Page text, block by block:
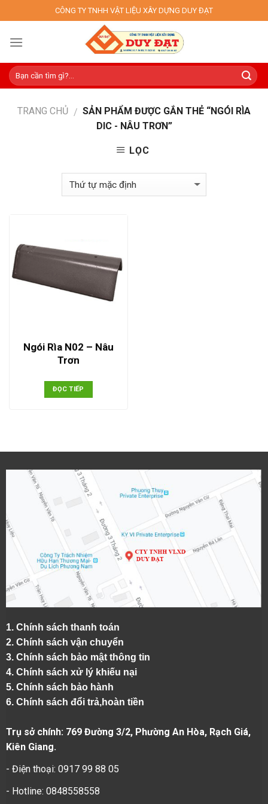
to
content
CÔNG TY TNHH VẬT LIỆU XÂY DỰNG DUY ĐẠT
TRANG CHỦ / SẢN PHẨM ĐƯỢC GẮN THẺ “NGÓI RÌA
DIC - NÂU TRƠN”
LỌC
Ngói Rìa N02 – Nâu
Trơn
ĐỌC TIẾP
1. Chính sách thanh toán
2. Chính sách vận chuyển
3. Chính sách bảo mật thông tin
4. Chính sách xử lý khiếu nại
5. Chính sách bảo hành
6. Chính sách đổi trả,hoàn tiền
Trụ sở chính: 769 Đường 3/2, Phường An Hòa, Rạch Giá,
Kiên Giang.
- Điện thoại: 0917 99 88 05
- Hotline: 0848558558